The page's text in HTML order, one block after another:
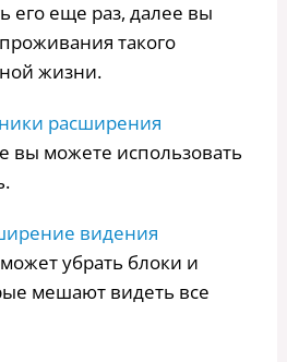
его еще раз, далее вы
такого
жизни.
расширения
вы можете использовать
видения
убрать блоки и
мешают видеть все